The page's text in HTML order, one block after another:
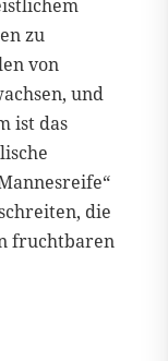
zu
von
und
ist das
die
fruchtbaren